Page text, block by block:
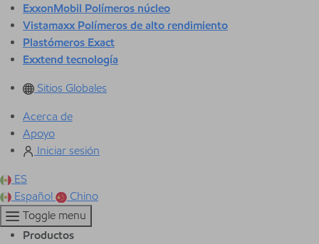
ExxonMobil Polímeros núcleo
Vistamaxx Polímeros de alto rendimiento
Plastómeros Exact
Exxtend tecnología
Sitios Globales
Acerca de
Apoyo
Iniciar sesión
ES
Español
Chino
Toggle menu
Productos